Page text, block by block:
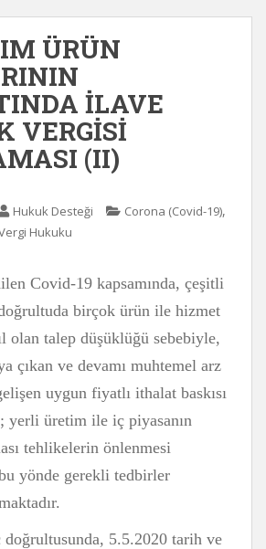
ÜRÜN
İLAVE
VERGİSİ
(II)
Hukuk Desteği Corona (Covid-19),
Hukuku
Covid-19 kapsamında, çeşitli
birçok ürün ile hizmet
olan talep düşüklüğü sebebiyle,
çıkan ve devamı muhtemel arz
uygun fiyatlı ithalat baskısı
yerli üretim ile iç piyasanın
tehlikelerin önlenmesi
yönde gerekli tedbirler
doğrultusunda, 5.5.2020 tarih ve